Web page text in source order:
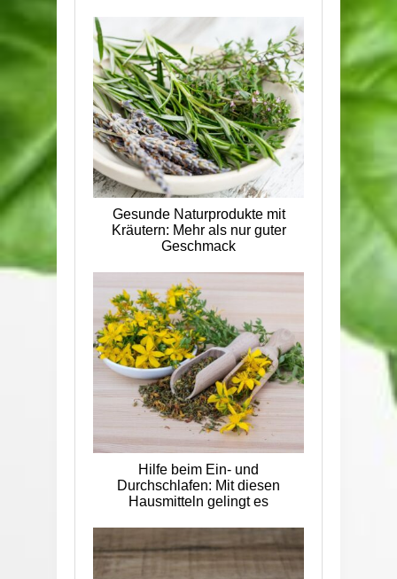
Gesunde Naturprodukte mit
Kräutern: Mehr als nur guter
Geschmack
Hilfe beim Ein- und
Durchschlafen: Mit diesen
Hausmitteln gelingt es